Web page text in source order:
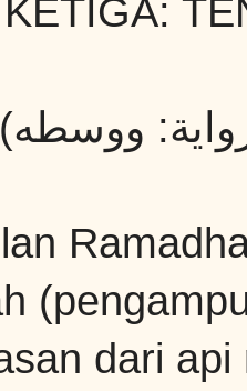
ووسطه)
dari